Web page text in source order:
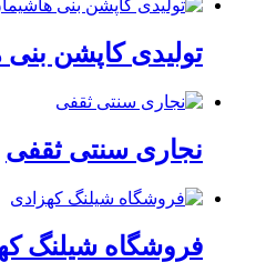
تولیدی کاپشن
نجاری سنتی ثقفی
فروشگاه شیلنگ